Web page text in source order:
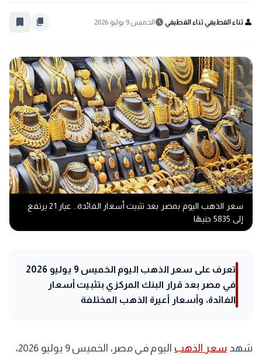
person ثناء القطيفي ثناء القطيفي schedule الخميس 9 يوليو 2026 content_copy
bookmark_border
سعر الذهب اليوم بمصر بعد تثبيت أسعار الفائدة.. عيار 21 يرتفع
إلى 5835 جنيهًا
تعرف على سعر الذهب اليوم الخميس 9 يوليو 2026
في مصر بعد قرار البنك المركزي بتثبيت أسعار
الفائدة، وأسعار أعيرة الذهب المختلفة
شهد سعر الذهب
اليوم في مصر، الخميس 9 يوليو 2026،